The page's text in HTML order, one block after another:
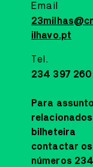
O Planteia está
espera de serem
pintar.
CASA CULTURA
MUSIC
25 SEP
MIGUEL
NORTE
Email
ilhavo.pt
Tel.
234 397 260
Para
bilheteira
contactar os
números